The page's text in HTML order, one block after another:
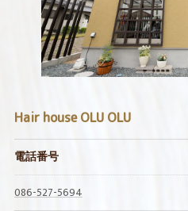
Hair house OLU OLU
電話番号
086-527-5694